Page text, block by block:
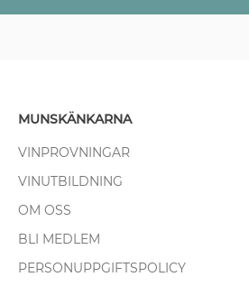
MUNSKÄNKARNA
VINPROVNINGAR
VINUTBILDNING
OM OSS
BLI MEDLEM
PERSONUPPGIFTSPOLICY